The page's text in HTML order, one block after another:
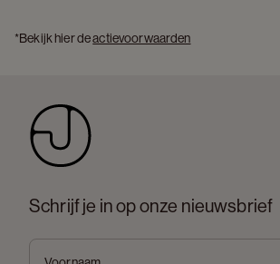
*Bekijk hier de actievoorwaarden
Schrijf je in op onze nieuwsbrief